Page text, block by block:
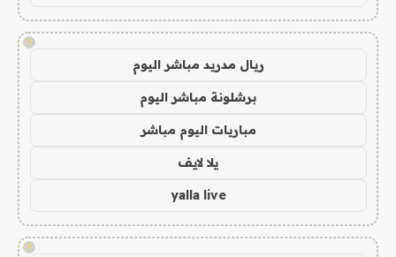
!
ريال مدريد مباشر اليوم
برشلونة مباشر اليوم
مباريات اليوم مباشر
يلا لايف
yalla live
!